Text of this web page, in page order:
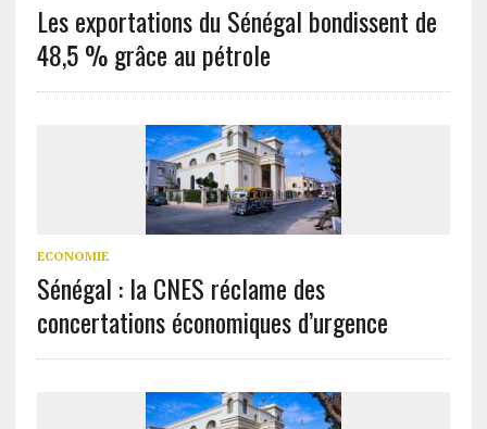
Les exportations du Sénégal bondissent de
48,5 % grâce au pétrole
ECONOMIE
Sénégal : la CNES réclame des
concertations économiques d’urgence